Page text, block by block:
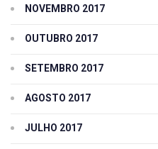
NOVEMBRO 2017
OUTUBRO 2017
SETEMBRO 2017
AGOSTO 2017
JULHO 2017